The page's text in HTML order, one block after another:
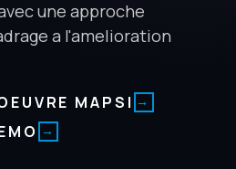
une approche
a l'amelioration
MAPSI